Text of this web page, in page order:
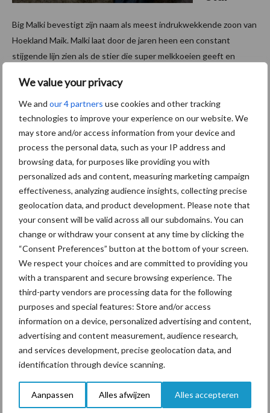
We value your privacy
We and our 4 partners use cookies and other tracking
technologies to improve your experience on our website. We
may store and/or access information from your device and
process the personal data, such as your IP address and
browsing data, for purposes like providing you with
personalized ads and content, measuring marketing campaign
effectiveness, analyzing audience insights, collecting precise
geolocation data, and product development. Please note that
your consent will be valid across all our subdomains. You can
change or withdraw your consent at any time by clicking the
“Consent Preferences” button at the bottom of your screen.
We respect your choices and are committed to providing you
with a transparent and secure browsing experience. The
third-party vendors are processing data for the following
purposes and special features: Store and/or access
information on a device, personalized advertising and content,
advertising and content measurement, audience research,
and services development, precise geolocation data, and
identification through device scanning.
Aanpassen Alles afwijzen Alles accepteren
Big Malki bevestigt zijn naam als meest indrukwekkende zoon van
Hoekland Maik. Malki laat door de jaren heen een constant
stijgende lijn zien als de stier die super melkkoeien geeft en
Keurings
dienst
van
Waarde
onderzo
ekt
fokprogr
amma’s
bij dikbilrund
6 januari 2021
In een driedelige special van KRO-NCRV onderzoekt de
Keuringsdienst van Waarde hoe ons landbouwvee middels
uitgekiende fokprogramma’s ingrijpend genetisch wordt
veranderd. Nederlandse landbouw door de jaren heen Sinds de ...
Indexdra
ai K.I.
17 augustus 2020